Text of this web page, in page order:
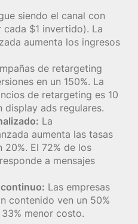
siendo el canal con
cada $1 invertido). La
aumenta los ingresos
de retargeting
en un 150%. La
de retargeting es 10
display ads regulares.
La
aumenta las tasas
20%. El 72% de los
a mensajes
Las empresas
contenido ven un 50%
menor costo.